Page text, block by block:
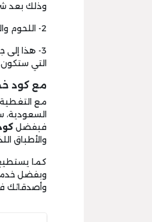
وذلك بعد
2- اللحوم والدواجن سواء المبردة أو المصنعة التي تصلك في أسرع وقت بفضل خدمات توصيل تويو.
3- هذا
التي
مع كود
مع
فبفضل
والأطباق
كما يستطيع
وبفضل
وأصدقائك